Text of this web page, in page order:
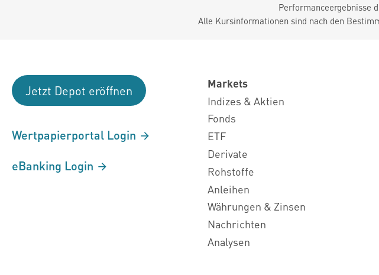
Performanceergebnisse
Alle Kursinformationen sind nach den
Jetzt Depot eröffnen
Wertpapierportal Login
eBanking Login
Markets
Indizes & Aktien
Fonds
ETF
Derivate
Rohstoffe
Anleihen
Währungen & Zinsen
Nachrichten
Analysen